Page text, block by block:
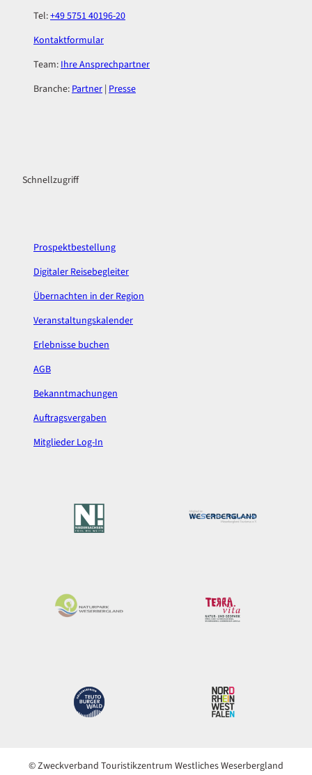
Tel:+49 5751 40196-20
Kontaktformular
Team:Ihre Ansprechpartner
Branche:Partner | Presse
e
t
m
Schnellzugriff
Prospektbestellung
Digitaler Reisebegleiter
Übernachten in der Region
Veranstaltungskalender
Erlebnisse buchen
AGB
Bekanntmachungen
Auftragsvergaben
Mitglieder Log-In
© Zweckverband Touristikzentrum Westliches Weserbergland